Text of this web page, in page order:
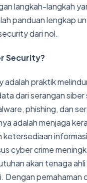
langkah-langkah
panduan lengkap
dari nol.
Security?
adalah praktik
dari serangan
phishing, dan
adalah menjaga
informasi
cyber crime
akan tenaga ahli
Dengan pemahaman